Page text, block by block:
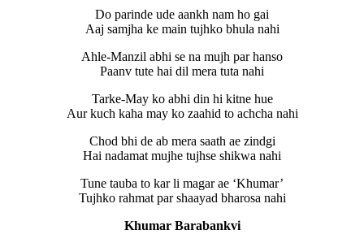
Do parinde ude aankh nam ho gai
Aaj samjha ke main tujhko bhula nahi
Ahle-Manzil abhi se na mujh par hanso
Paanv tute hai dil mera tuta nahi
Tarke-May ko abhi din hi kitne hue
Aur kuch kaha may ko zaahid to achcha nahi
Chod bhi de ab mera saath ae zindgi
Hai nadamat mujhe tujhse shikwa nahi
Tune tauba to kar li magar ae ‘Khumar’
Tujhko rahmat par shaayad bharosa nahi
Khumar Barabankvi